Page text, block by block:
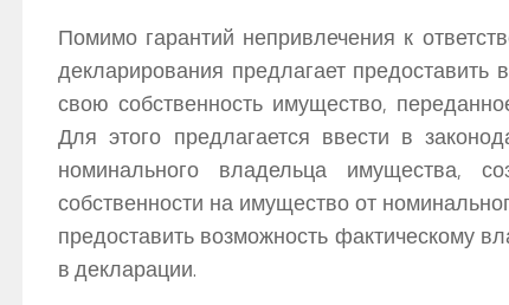
Помимо гарантий непривлечения к
декларирования предлагает
свою собственность имущество,
Для этого предлагается ввести в
номинального владельца имущества,
собственности на имущество от
предоставить возможность фактическому
в декларации.